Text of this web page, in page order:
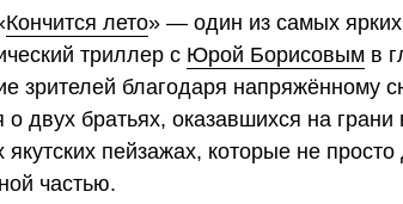
Кончится лето» — один из самых ярких
триллер с Юрой Борисовым в
зрителей благодаря напряжённому
о двух братьях, оказавшихся на
якутских пейзажах, которые не
частью.